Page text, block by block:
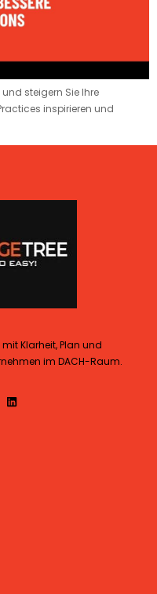
steigern Sie Ihre
inspirieren und
Klarheit, Plan und
im DACH-Raum.